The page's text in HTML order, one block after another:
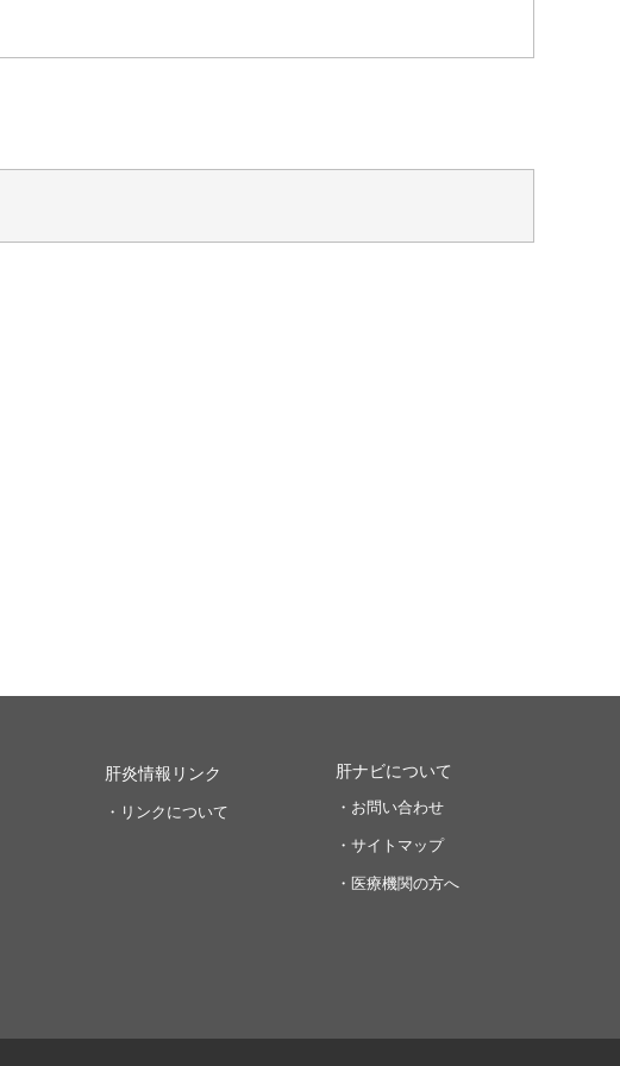
肝炎情報リンク
・リンクについて
肝ナビについて
・お問い合わせ
・サイトマップ
・医療機関の方へ